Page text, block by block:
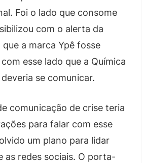
Foi o lado que consome
com o alerta da
a marca Ypê fosse
esse lado que a Química
se comunicar.
comunicação de crise teria
para falar com esse
um plano para lidar
as redes sociais. O porta-